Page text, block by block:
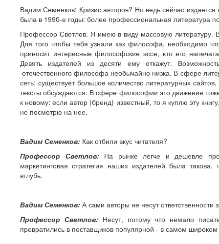
Вадим Семенков: Кризис авторов? Но ведь сейчас
была в 1990-е годы: более профессиональная литература
Профессор Светлов: Я имею в виду массовую литературу.
Для того чтобы тебя узнали как философа, необходимо
приносит интересные философские эссе, кто его
Девять издателей из десяти ему откажут.
отечественного философа необычайно низка. В сфере
сеть: существует большое количество литературных
тексты обсуждаются. В сфере философии это движение тоже
к новому: если автор (бренд) известный, то я куплю эту
не посмотрю на нее.
Вадим Семенков: Как отбили вкус читателя?
Профессор Светлов:На рынке легче и дешевле
маркетинговая стратегия наших издателей была
вглубь.
Вадим Семенков: А сами авторы не несут ответственности
Профессор Светлов: Несут, потому что немало
превратились в поставщиков популярной - в самом